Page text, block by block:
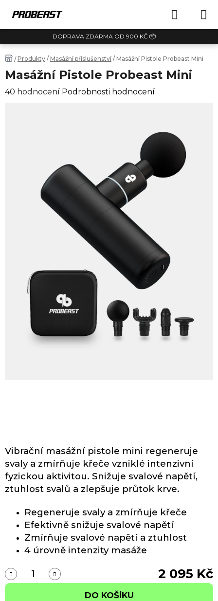
DOPRAVA ZDARMA OD 900 KČ 📦
KOŠÍK
Domů
/ Produkty / Masážní příslušenství / Masážní Pistole Probeast Mini
Vibrační masážní pistole mini regeneruje
svaly a zmírňuje křeče vzniklé intenzivní
fyzickou aktivitou. Snižuje svalové napětí,
ztuhlost svalů a zlepšuje průtok krve.
Regeneruje svaly a zmírňuje křeče
Efektivně snižuje svalové napětí
Zmírňuje svalové napětí a ztuhlost
4 úrovně intenzity masáže
2 095 Kč
DO KOŠÍKU
Masážní Pistole Probeast Mini
Průměrné
40 hodnocení Podrobnosti hodnocení